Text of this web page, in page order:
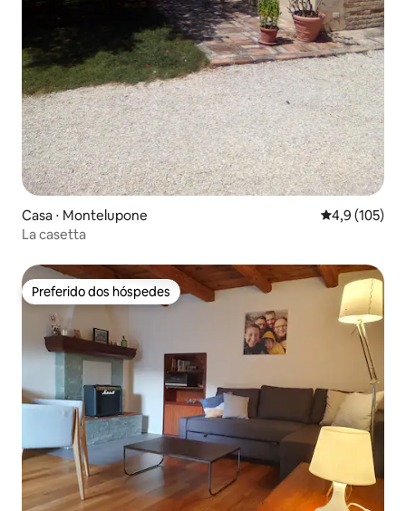
Casa ⋅ Montelupone 4,9 de uma
4,9 (105)
La casetta
Preferido dos hóspedes
Preferido dos hóspedes